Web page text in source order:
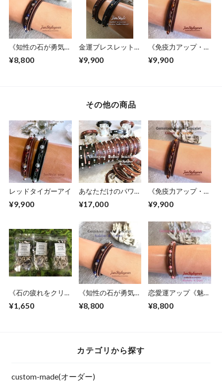
《知性の石が勇気と
の後押し》ソーダラ
¥8,800
金運ブレスレット
越えて金運を呼び寄
¥9,900
《免疫力アップ・自
揮させたい方》琥
¥9,900
その他の商品
レッドタイガーアイ
¥9,900
あなただけのパワー
ストーンレザーブレ
スレット4(カード付
¥17,000
《免疫力アップ・自
らの力を最大限に発
揮させたい方》琥
¥9,900
《石の疲れをクリア
イテム》セージ
¥1,650
《知性の石が勇気と
の後押し》ソーダラ
¥8,800
恋愛運アップ《魅力
ロードナイト/水晶
¥8,800
カテゴリから探す
custom-made(オーダー)